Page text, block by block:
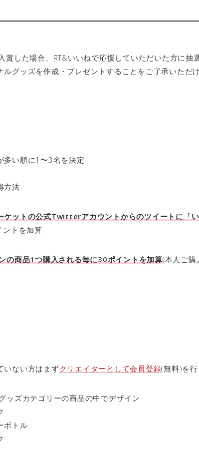
賞した場合、RT&いいねで応援していただいた方に抽
ルグッズを作成・プレゼントすることをご了承いただ
多い順に1〜3名を決定
方法
ケットの公式Twitterアカウントからのツイートに「い
ントを加算
の商品1つ購入される毎に30ポイントを加算(本人ご購
いない方はまずクリエイターとして会員登録(無料)を
ッズカテゴリーの商品の中でデザイン
ーボトル